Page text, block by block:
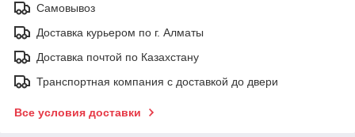
Самовывоз
Доставка курьером по г. Алматы
Доставка почтой по Казахстану
Транспортная компания с доставкой до двери
Все условия доставки